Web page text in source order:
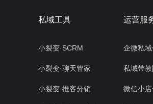
私域工具
小裂变·SCRM
小裂变·聊天管家
小裂变·推客分销
运营服
企微私
私域带
微信小